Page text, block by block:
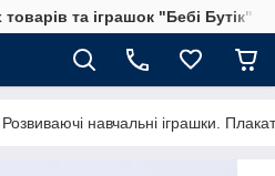
та іграшок "Бебі Бутік"
Розвиваючі навчальні іграшки.